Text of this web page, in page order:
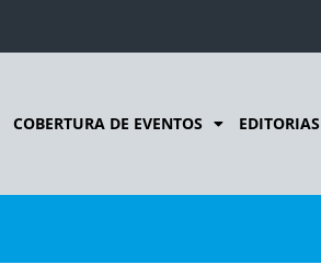
COBERTURA DE EVENTOS EDITORIAS